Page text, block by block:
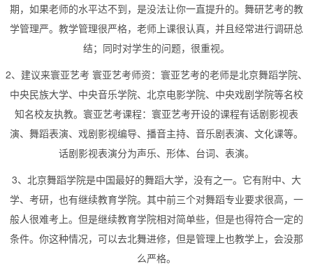
期，如果老师的水平达不到，是没法让你一直提升的。舞研艺考的教
学管理严。教学管理很严格，老师上课很认真，并且经常进行调研总
结；同时对学生的问题，很重视。
2、建议来寰亚艺考 寰亚艺考师资：寰亚艺考的老师是北京舞蹈学院、
中央民族大学、中央音乐学院、北京电影学院、中央戏剧学院等名校
知名校友执教。寰亚艺考课程：寰亚艺考开设的课程有话剧影视表
演、舞蹈表演、戏剧影视编导、播音主持、音乐剧表演、文化课等。
话剧影视表演分为声乐、形体、台词、表演。
3、北京舞蹈学院是中国最好的舞蹈大学，没有之一。它有附中、大
学、考研，也有继续教育学院。其中前三个对舞蹈专业要求很高，一
般人很难考上。但是继续教育学院相对简单些，但是也得符合一定的
条件。你这种情况，可以去北舞进修，但是管理上也教学上，会没那
么严格。